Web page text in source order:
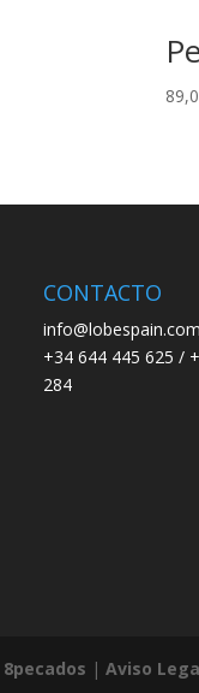
CONTACTO
info@lobespain.com
+34 644 445 625 /
284
8pecados |Aviso